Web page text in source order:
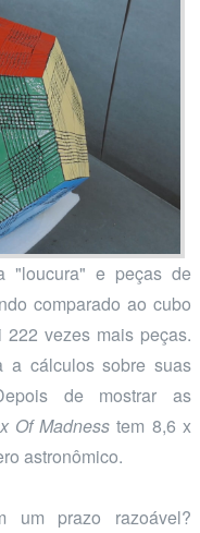
"loucura" e peças de
comparado ao cubo
vezes mais peças.
a cálculos sobre suas
de mostrar as
Of Madness tem 8,6 x
astronômico.
um prazo razoável?